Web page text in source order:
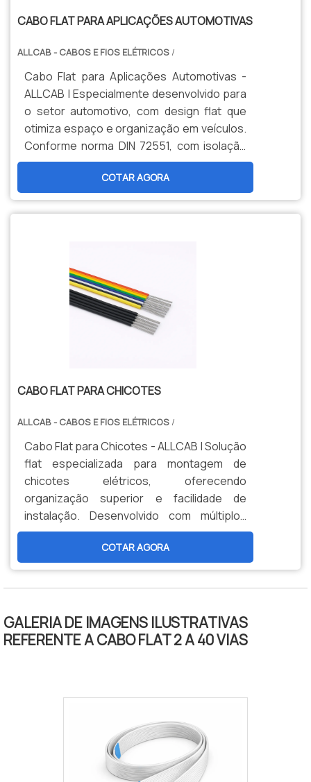
CABO FLAT PARA APLICAÇÕES AUTOMOTIVAS
ALLCAB - CABOS E FIOS ELÉTRICOS /
Cabo Flat para Aplicações Automotivas -
ALLCAB | Especialmente desenvolvido para
o setor automotivo, com design flat que
otimiza espaço e organização em veículos.
Conforme norma DIN 72551, com isolação
PVC termorresistente (105°C) e
condutores paralelos. Ideal para chicotes
elétricos, módulos de controle e sistemas
veiculares que exigem instalação
COTAR AGORA
CABO FLAT PARA CHICOTES
ALLCAB - CABOS E FIOS ELÉTRICOS /
Cabo Flat para Chicotes - ALLCAB | Solução
flat especializada para montagem de
chicotes elétricos, oferecendo
organização superior e facilidade de
instalação. Desenvolvido com múltiplos
condutores paralelos e isolação PVC
termorresistente (105°C). Ideal para
aplicações automotivas e industriais onde a
organização de fios e a eficiência na
COTAR AGORA
GALERIA DE IMAGENS ILUSTRATIVAS
REFERENTE A CABO FLAT 2 A 40 VIAS